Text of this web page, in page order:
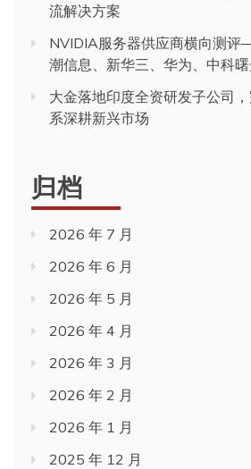
流解决方案
NVIDIA服务器供应商横向测
潮信息、新华三、华为、中科
大金落地印度全资研发子公司
系深耕新兴市场
归档
2026 年 7 月
2026 年 6 月
2026 年 5 月
2026 年 4 月
2026 年 3 月
2026 年 2 月
2026 年 1 月
2025 年 12 月